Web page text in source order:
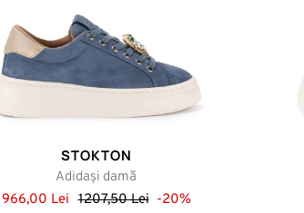
STOKTON
Adidași damă
966,00 Lei 1207,50 Lei -20%